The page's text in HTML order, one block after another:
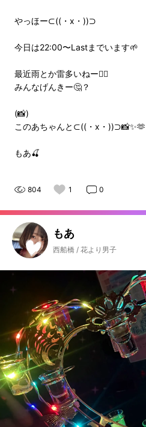
やっほー⊂((・x・))⊃
今日は22:00〜Lastまでいます🌱
最近雨とか雷多いねー😵‍💫
みんなげんきー🤔？
(📸)
このあちゃんと⊂((・x・))⊃📸✨🫶
もあ🍒
804 1 0
もあ
西船橋 / 花より男子